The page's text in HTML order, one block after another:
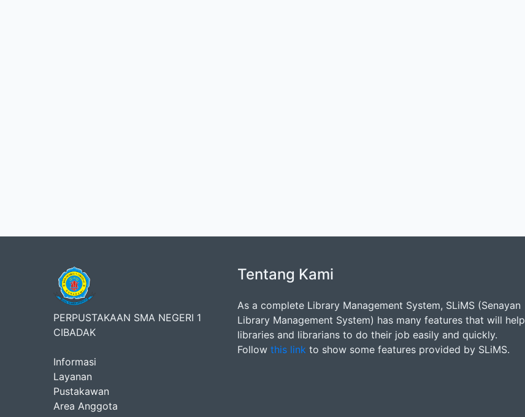
PERPUSTAKAAN SMA NEGERI 1
CIBADAK
Informasi
Layanan
Pustakawan
Area Anggota
Tentang Kami
As a complete Library Management System, SLiMS (Senayan
Library Management System) has many features that will help
libraries and librarians to do their job easily and quickly.
Follow this link to show some features provided by SLiMS.